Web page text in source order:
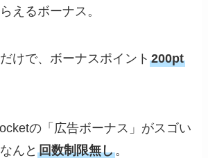
えるボーナス。
けで、ボーナスポイント200pt
の「広告ボーナス」がスゴい
んと回数制限無し。